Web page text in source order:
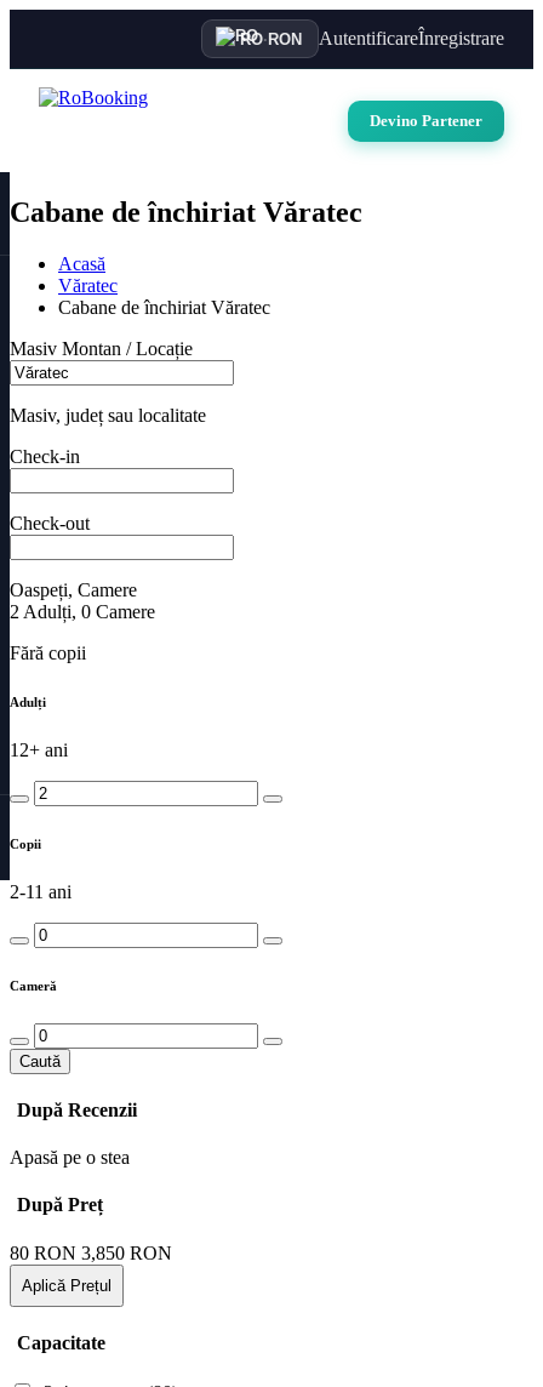
RO·RON AutentificareÎnregistrare
Devino Partener
Cabane de închiriat Văratec
Acasă
Văratec
Cabane de închiriat Văratec
Masiv Montan / Locație
Masiv, județ sau localitate
Check-in
Check-out
Oaspeți, Camere
2 Adulți, 0 Camere
Fără copii
Adulți
12+ ani
Copii
2-11 ani
Cameră
Caută
După Recenzii
Apasă pe o stea
După Preț
80 RON 3,850 RON
Aplică Prețul
Capacitate